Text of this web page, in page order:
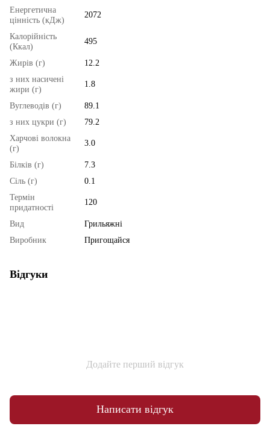
Енергетична
цінність (кДж)
2072
Калорійність
(Ккал)
495
Жирів (г)
12.2
з них насичені
жири (г)
1.8
Вуглеводів (г)
89.1
з них цукри (г)
79.2
Харчові волокна
(г)
3.0
Білків (г)
7.3
Сіль (г)
0.1
Термін
придатності
120
Вид
Грильяжні
Виробник
Пригощайся
Відгуки
Додайте перший відгук
Написати відгук